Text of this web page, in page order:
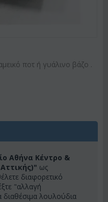
ποτ ή γυάλινο βάζο .
Αθήνα Κέντρο &
ως
διαφορετικό
"αλλαγή
διαθέσιμα λουλούδια